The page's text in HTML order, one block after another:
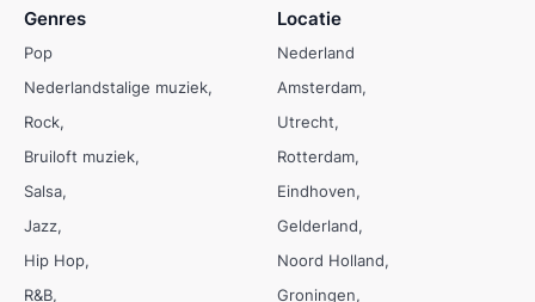
Genres
Pop
Nederlandstalige muziek
Rock
Bruiloft muziek
Salsa
Jazz
Hip Hop
R&B
Locatie
Nederland
Amsterdam
Utrecht
Rotterdam
Eindhoven
Gelderland
Noord Holland
Groningen